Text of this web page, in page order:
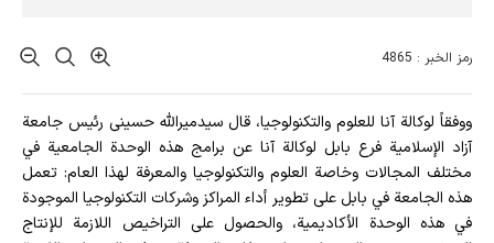
رمز الخبر : 4865
ووفقاً لوكالة آنا للعلوم والتكنولوجيا، قال سیدمیرالله حسینی رئيس جامعة
آزاد الإسلامية فرع بابل لوكالة آنا عن برامج هذه الوحدة الجامعية في
مختلف المجالات وخاصة العلوم والتكنولوجيا والمعرفة لهذا العام: تعمل
هذه الجامعة في بابل على تطوير أداء المراكز وشركات التكنولوجيا الموجودة
في هذه الوحدة الأكاديمية، والحصول على التراخيص اللازمة للإنتاج